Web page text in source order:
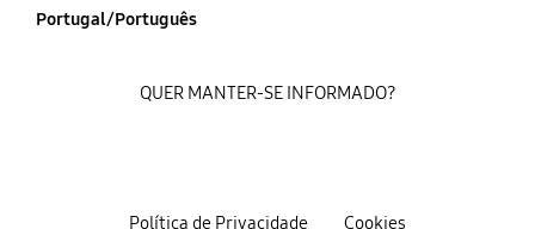
Portugal/Português
Política de Privacidade Cookies
QUER MANTER-SE INFORMADO?